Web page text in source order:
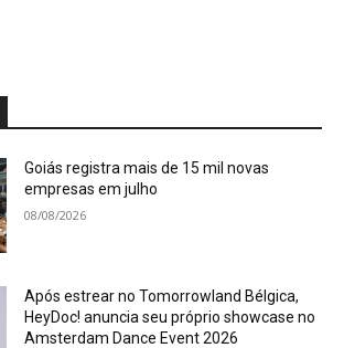
Goiás registra mais de 15 mil novas
empresas em julho
08/08/2026
Após estrear no Tomorrowland Bélgica,
HeyDoc! anuncia seu próprio showcase no
Amsterdam Dance Event 2026